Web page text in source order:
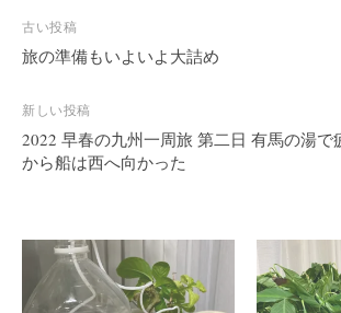
投
稿
ビ
ゲ
ー
ン
古い投稿
旅の準備もいよいよ大詰め
新しい投稿
2022 早春の九州一周旅 第二日 有馬の湯で
から船は西へ向かった